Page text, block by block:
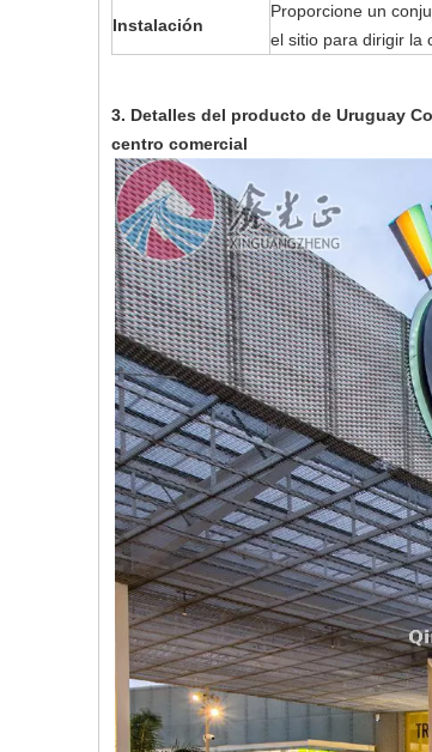
Instalación
Proporcione un
el sitio para dirigir la
3. Detalles del producto de Uruguay
centro comercial